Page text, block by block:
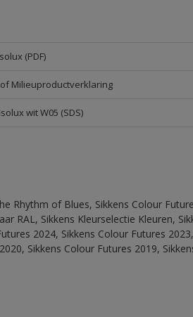
(PDF)
Milieuproductverklaring
wit W05 (SDS)
Rhythm of Blues, Sikkens Colour
RAL, Sikkens Kleurselectie Kleuren,
2024, Sikkens Colour Futures
Sikkens Colour Futures 2019,